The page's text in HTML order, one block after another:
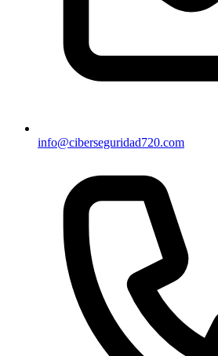
info@ciberseguridad720.com